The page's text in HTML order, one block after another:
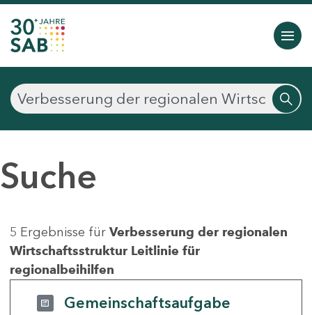
Suche
5 Ergebnisse für Verbesserung der regionalen
Wirtschaftsstruktur Leitlinie für
regionalbeihilfen
Gemeinschaftsaufgabe